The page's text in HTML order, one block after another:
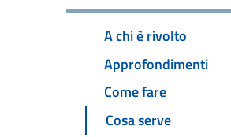
A chi è rivolto
Approfondimenti
Come fare
Cosa serve